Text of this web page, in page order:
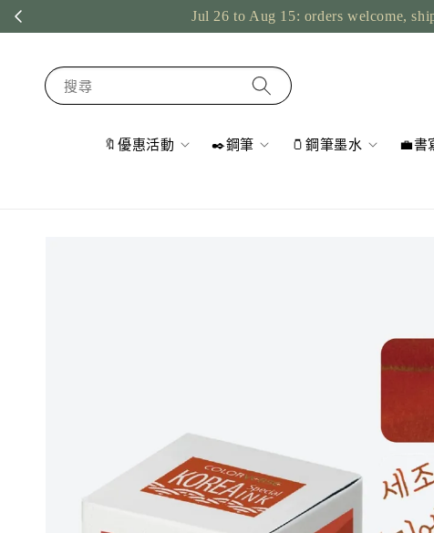
Jul 26 to Aug 15: orders welcome,
搜尋
🔖優惠活動 ✒️鋼筆 🫙鋼筆墨水 💼書